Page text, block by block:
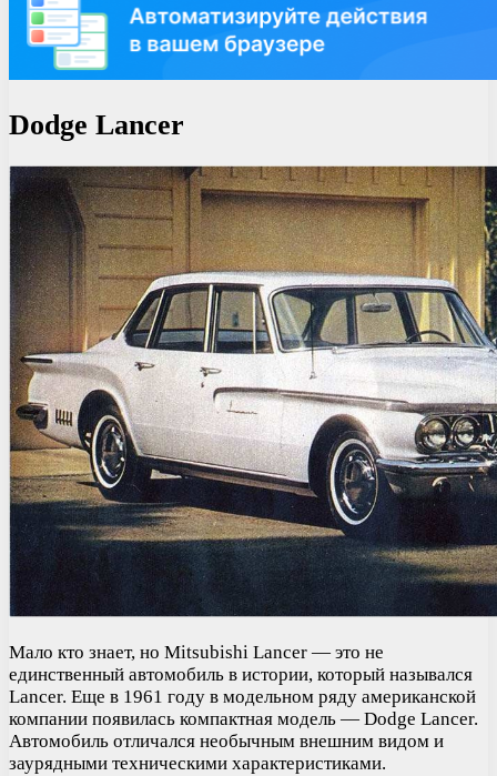
Dodge Lancer
Мало кто знает, но Mitsubishi Lancer — это не
единственный автомобиль в истории, который назывался
Lancer. Еще в 1961 году в модельном ряду американской
компании появилась компактная модель — Dodge Lancer.
Автомобиль отличался необычным внешним видом и
заурядными техническими характеристиками.